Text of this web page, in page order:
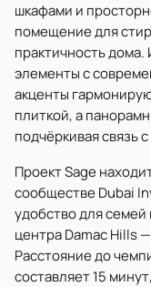
шкафами и
помещение для
практичность
элементы с
акценты
плиткой, а
подчёркивая связь
Проект Sage
сообществе Dubai
удобство для
центра Damac Hills
Расстояние до
составляет 15